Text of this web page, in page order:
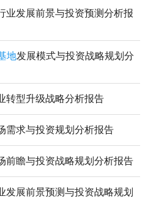
业发展前景与投资预测分析报
地发展模式与投资战略规划分
转型升级战略分析报告
需求与投资规划分析报告
前瞻与投资战略规划分析报告
发展前景预测与投资战略规划